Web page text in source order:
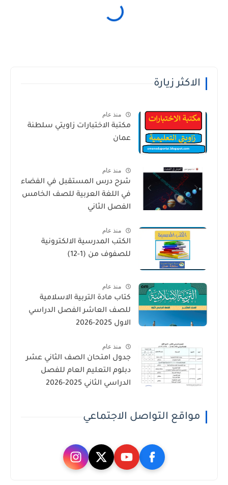
الاكثر زيارة
منذ عام
مكتبة الاختبارات زاويتي سلطنة
عمان
منذ عام
شرح درس المستقبل في الفضاء
في اللغة العربية للصف الخامس
الفصل الثاني
منذ عام
الكتب المدرسية الالكترونية
للصفوف من (1-12)
منذ عام
كتاب مادة التربية الاسلامية
للصف العاشر الفصل الدراسي
الاول 2025-2026
منذ عام
جدول امتحان الصف الثاني عشر
دبلوم التعليم العام للفصل
الدراسي الثاني 2025-2026
مواقع التواصل الاجتماعي